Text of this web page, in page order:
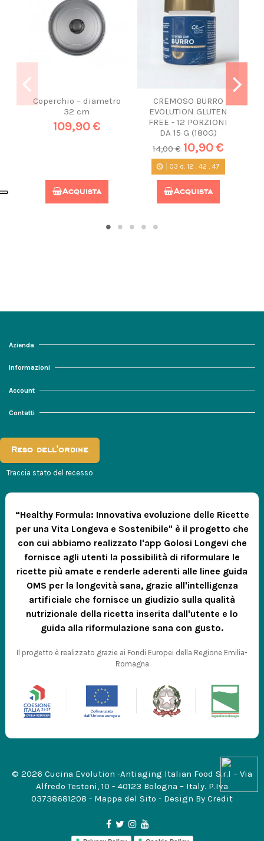
Coperchio – diametro
32 cm
109,90 €
Acquista
CREMOSO BURRO
EVOLUTION GLUTEN
FREE - 12 PORZIONI
DA 15 G (180G)
14,00 € 10,90 €
03 d. 12 : 42 : 46
Acquista
Azienda
Informazioni
Account
Contatti
Reso dell'ordine
Traccia stato del recesso
“Healthy Formula: Innovativa evoluzione delle Ricette
per una Vita Longeva e Sostenibile" è il progetto che
con cui abbiamo realizzato l'app Golosi Longevi che
fornisce agli utenti la possibilità di riformulare le
ricette più amate e renderle aderenti alle linee guida
OMS per la longevità sana, grazie all'intelligenza
artificiale che fornisce un giudizio sulla qualità
nutrizionale della ricetta inserita dall'utente e lo
guida alla riformulazione sana con gusto.
Il progetto è realizzato grazie ai Fondi Europei della Regione Emilia-
Romagna
© 2026 Cucina Evolution -Antiaging Italian Food S.r.l – Via
Alfredo Testoni, 10 - 40123 Bologna – Italy. P.Iva
03738681208 - Mappa del Sito - Design By Credit